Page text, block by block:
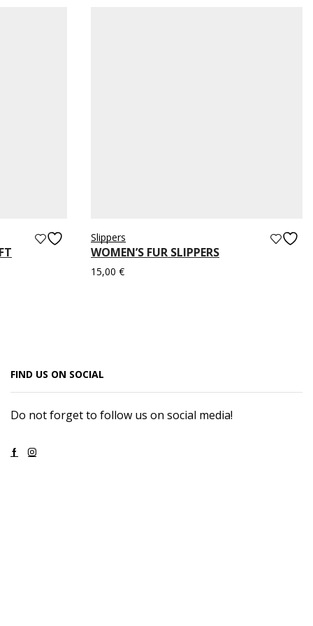
Slippers
WOMEN’S FUR SLIPPERS
15,00 €
FIND US ON SOCIAL
Do not forget to follow us on social media!